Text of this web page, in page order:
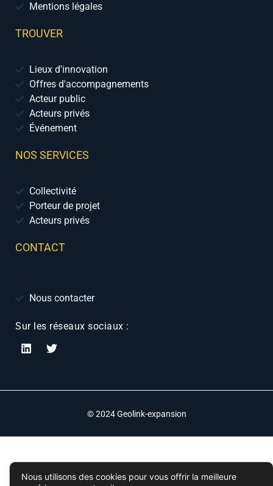
Mentions légales
TROUVER
Lieux d'innovation
Offres d'accompagnements
Acteur public
Acteurs privés
Événement
NOS SERVICES
Collectivité
Porteur de projet
Acteurs privés
CONTACT
Nous contacter
Sur les réseaux sociaux :
© 2024 Geolink-expansion
Nous utilisons des cookies pour vous offrir la meilleure